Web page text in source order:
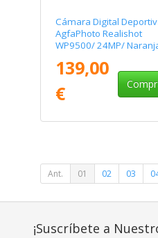
Cámara Digital
AgfaPhoto Realishot
WP9500/ 24MP/
139,00
€
Ant. 01 02 03
¡Suscríbete a